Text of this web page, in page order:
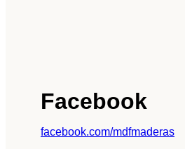
Facebook
facebook.com/mdfmaderas